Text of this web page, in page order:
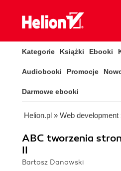
Kategorie Książki Ebooki
Audiobooki Promocje
Darmowe ebooki
Helion.pl » Web development
ABC tworzenia
II
Bartosz Danowski